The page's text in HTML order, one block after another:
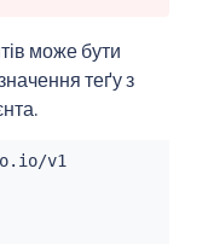
може бути
теґу з